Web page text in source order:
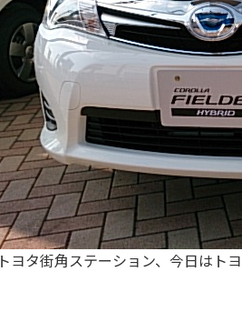
トヨタ街角ステーション、今日は